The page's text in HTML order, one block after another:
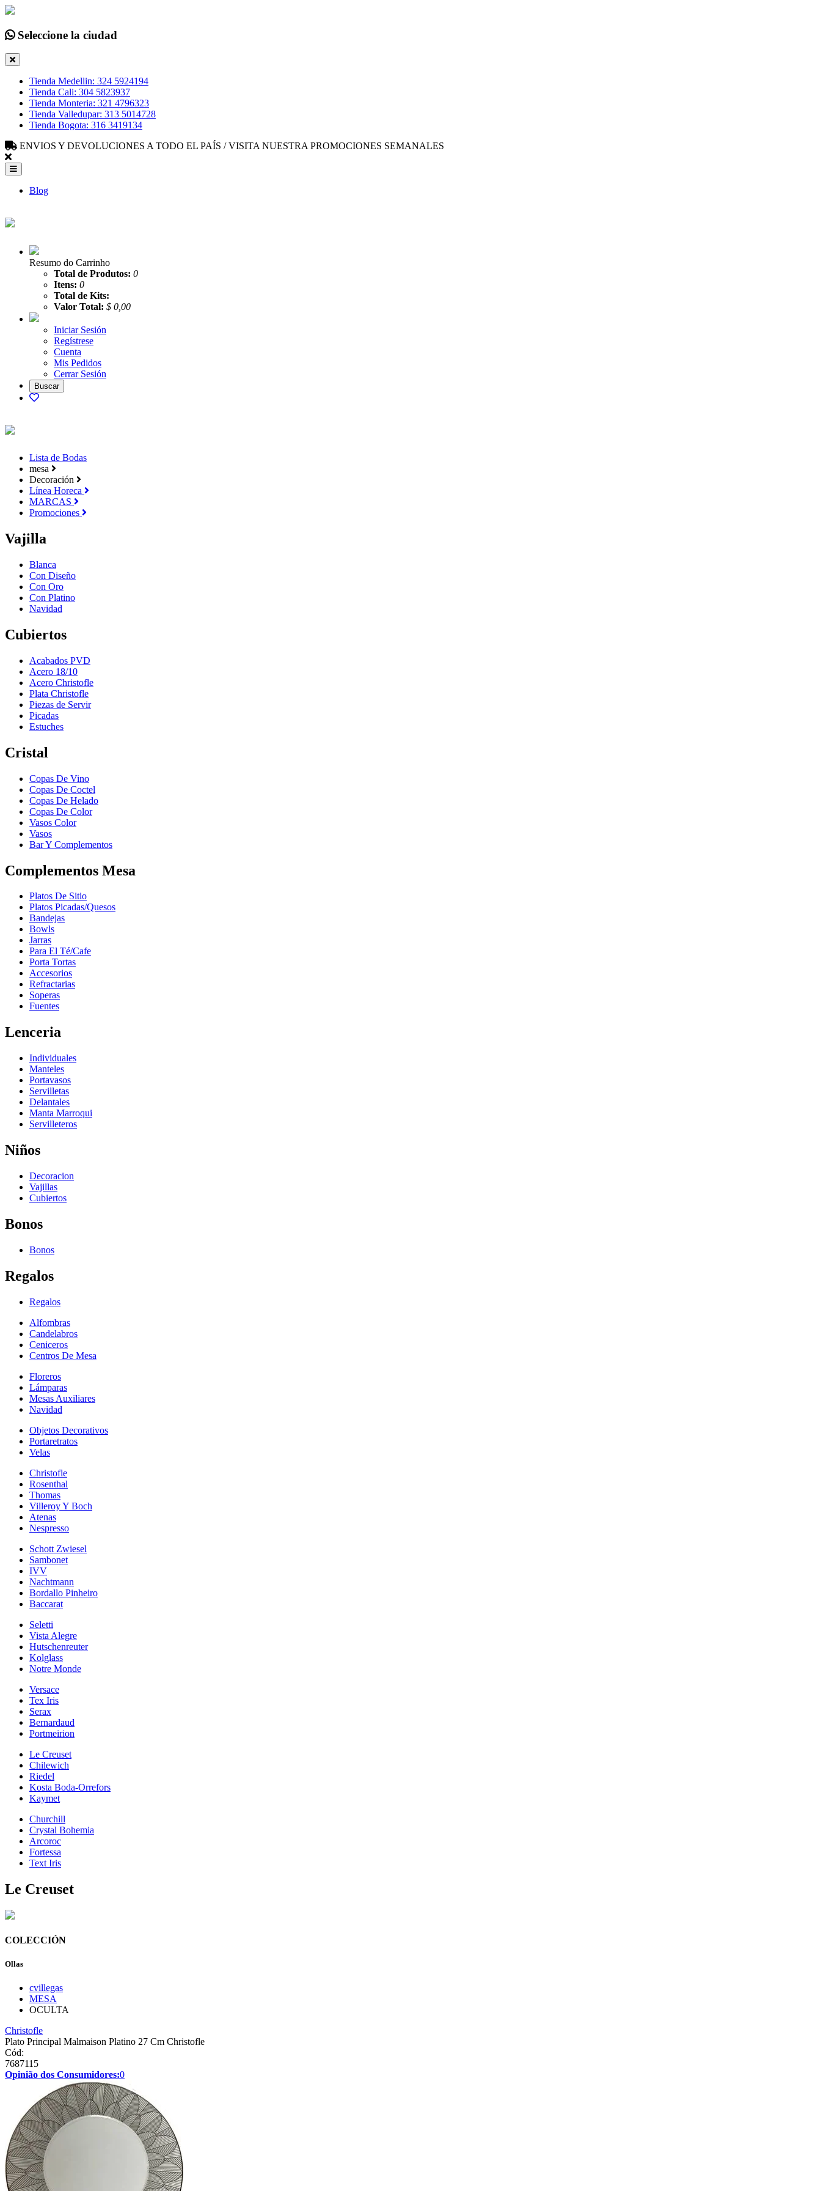
Seleccione la ciudad
Tienda Medellin: 324 5924194
Tienda Cali: 304 5823937
Tienda Monteria: 321 4796323
Tienda Valledupar: 313 5014728
Tienda Bogota: 316 3419134
ENVIOS Y DEVOLUCIONES A TODO EL PAÍS / VISITA NUESTRA PROMOCIONES SEMANALES
Blog
Resumo do Carrinho
Total de Produtos: 0
Itens: 0
Total de Kits:
Valor Total: $ 0,00
Iniciar Sesión
Regístrese
Cuenta
Mis Pedidos
Cerrar Sesión
Lista de Bodas
mesa
Decoración
Línea Horeca
MARCAS
Promociones
Vajilla
Blanca
Con Diseño
Con Oro
Con Platino
Navidad
Cubiertos
Acabados PVD
Acero 18/10
Acero Christofle
Plata Christofle
Piezas de Servir
Picadas
Estuches
Cristal
Copas De Vino
Copas De Coctel
Copas De Helado
Copas De Color
Vasos Color
Vasos
Bar Y Complementos
Complementos Mesa
Platos De Sitio
Platos Picadas/Quesos
Bandejas
Bowls
Jarras
Para El Té/Cafe
Porta Tortas
Accesorios
Refractarias
Soperas
Fuentes
Lenceria
Individuales
Manteles
Portavasos
Servilletas
Delantales
Manta Marroqui
Servilleteros
Niños
Decoracion
Vajillas
Cubiertos
Bonos
Bonos
Regalos
Regalos
Alfombras
Candelabros
Ceniceros
Centros De Mesa
Floreros
Lámparas
Mesas Auxiliares
Navidad
Objetos Decorativos
Portaretratos
Velas
Christofle
Rosenthal
Thomas
Villeroy Y Boch
Atenas
Nespresso
Schott Zwiesel
Sambonet
IVV
Nachtmann
Bordallo Pinheiro
Baccarat
Seletti
Vista Alegre
Hutschenreuter
Kolglass
Notre Monde
Versace
Tex Iris
Serax
Bernardaud
Portmeirion
Le Creuset
Chilewich
Riedel
Kosta Boda-Orrefors
Kaymet
Churchill
Crystal Bohemia
Arcoroc
Fortessa
Text Iris
Le Creuset
COLECCIÓN
Ollas
cvillegas
MESA
OCULTA
Christofle
Plato Principal Malmaison Platino 27 Cm Christofle
Cód:
7687115
Opinião dos Consumidores:0